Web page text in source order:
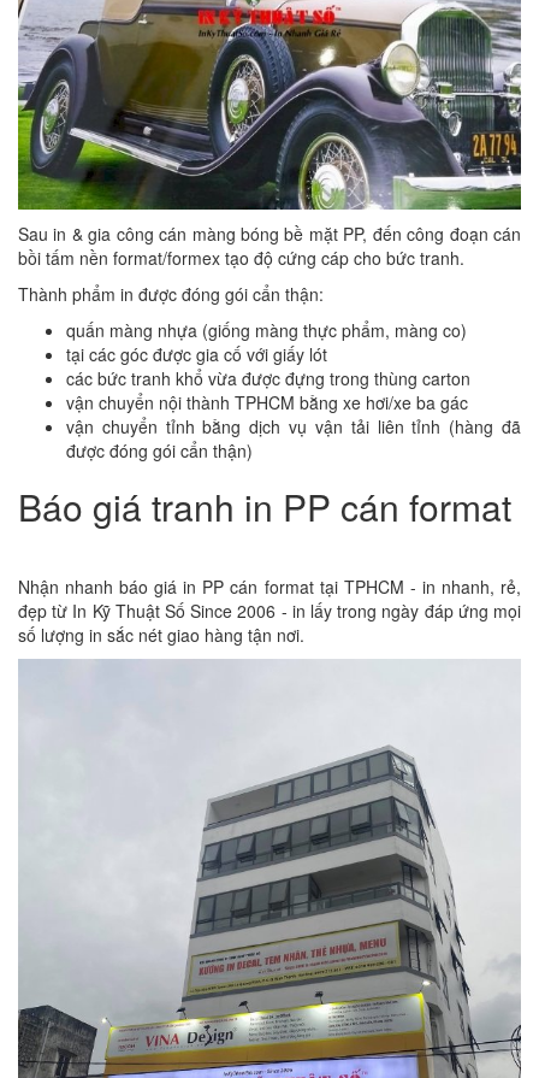
Sau in & gia công cán màng bóng bề mặt PP, đến công đoạn cán
bồi tấm nền format/formex tạo độ cứng cáp cho bức tranh.
Thành phẩm in được đóng gói cẩn thận:
quấn màng nhựa (giống màng thực phẩm, màng co)
tại các góc được gia cố với giấy lót
các bức tranh khổ vừa được đựng trong thùng carton
vận chuyển nội thành TPHCM bằng xe hơi/xe ba gác
vận chuyển tỉnh bằng dịch vụ vận tải liên tỉnh (hàng đã
được đóng gói cẩn thận)
Báo giá tranh in PP cán format
Nhận nhanh báo giá in PP cán format tại TPHCM - in nhanh, rẻ,
đẹp từ In Kỹ Thuật Số Since 2006 - in lấy trong ngày đáp ứng mọi
số lượng in sắc nét giao hàng tận nơi.